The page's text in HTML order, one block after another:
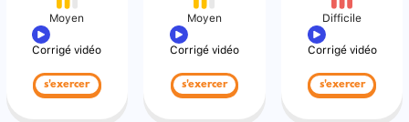
Moyen
Corrigé vidéo
s'exercer
Moyen
Corrigé vidéo
s'exercer
Difficile
Corrigé vidéo
s'exercer